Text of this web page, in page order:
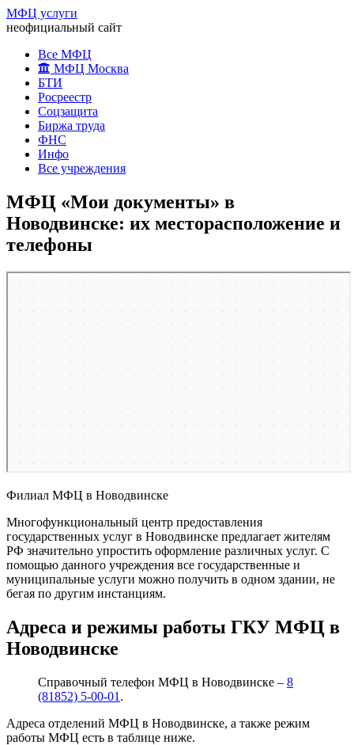
МФЦ услуги
неофициальный сайт
Все МФЦ
МФЦ Москва
БТИ
Росреестр
Соцзащита
Биржа труда
ФНС
Инфо
Все учреждения
МФЦ «Мои документы» в
Новодвинске: их месторасположение и
телефоны
Филиал МФЦ в Новодвинске
Многофункциональный центр предоставления
государственных услуг в Новодвинске предлагает жителям
РФ значительно упростить оформление различных услуг. С
помощью данного учреждения все государственные и
муниципальные услуги можно получить в одном здании, не
бегая по другим инстанциям.
Адреса и режимы работы ГКУ МФЦ в
Новодвинске
Справочный телефон МФЦ в Новодвинске – 8
(81852) 5-00-01 .
Адреса отделений МФЦ в Новодвинске, а также режим
работы МФЦ есть в таблице ниже.